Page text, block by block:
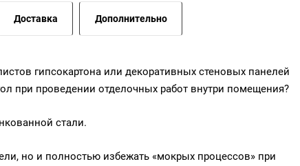
Доставка Дополнительно
гипсокартона или декоративных стеновых панелей
при проведении отделочных работ внутри помещения?
стали.
но и полностью избежать «мокрых процессов» при